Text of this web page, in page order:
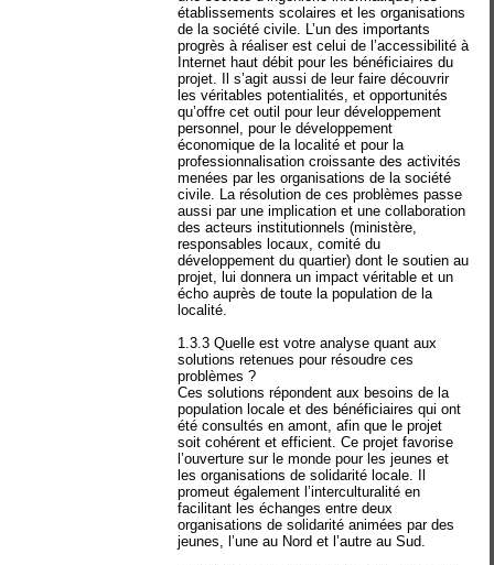
établissements scolaires et les organisations
de la société civile. L’un des importants
progrès à réaliser est celui de l’accessibilité à
Internet haut débit pour les bénéficiaires du
projet. Il s’agit aussi de leur faire découvrir
les véritables potentialités, et opportunités
qu’offre cet outil pour leur développement
personnel, pour le développement
économique de la localité et pour la
professionnalisation croissante des activités
menées par les organisations de la société
civile. La résolution de ces problèmes passe
aussi par une implication et une collaboration
des acteurs institutionnels (ministère,
responsables locaux, comité du
développement du quartier) dont le soutien au
projet, lui donnera un impact véritable et un
écho auprès de toute la population de la
localité.
1.3.3 Quelle est votre analyse quant aux
solutions retenues pour résoudre ces
problèmes ?
Ces solutions répondent aux besoins de la
population locale et des bénéficiaires qui ont
été consultés en amont, afin que le projet
soit cohérent et efficient. Ce projet favorise
l’ouverture sur le monde pour les jeunes et
les organisations de solidarité locale. Il
promeut également l’interculturalité en
facilitant les échanges entre deux
organisations de solidarité animées par des
jeunes, l’une au Nord et l’autre au Sud.